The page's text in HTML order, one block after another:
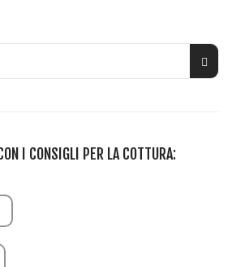
I CONSIGLI PER LA COTTURA: